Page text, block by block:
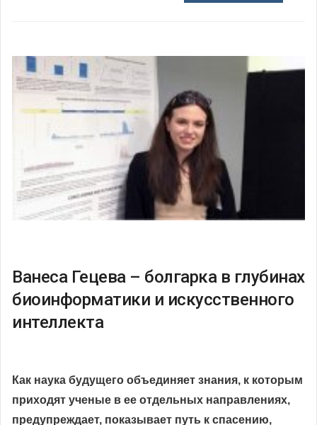
Ванеса Гецева – болгарка в глубинах
биоинформатики и искусственного
интеллекта
Как наука будущего объединяет знания, к которым
приходят ученые в ее отдельных направлениях,
предупреждает, показывает путь к спасению,